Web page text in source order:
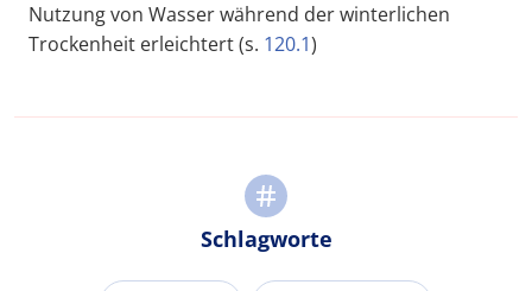
Nutzung von Wasser während der winterlichen
Trockenheit erleichtert (s. 120.1)
Schlagworte